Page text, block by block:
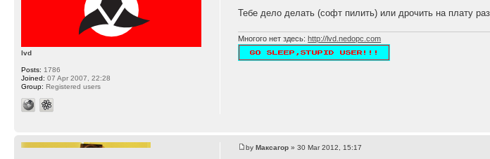
Тебе дело делать (софт пилить) или дрочить на плату
Многого нет здесь: http://lvd.nedopc.com
lvd
Posts: 1786
Joined: 07 Apr 2007, 22:28
Group: Registered users
byМаксагор » 30 Mar 2012, 15:17